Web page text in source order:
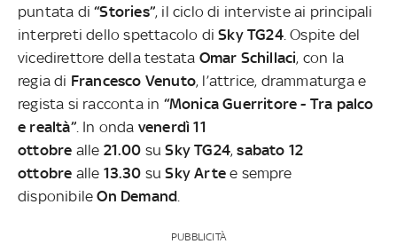
puntata di“Stories”, il ciclo di interviste ai principali
interpreti dello spettacolo diSky TG24. Ospite del
vicedirettore della testata Omar Schillaci, con la
regia di Francesco Venuto, l’attrice, drammaturga e
regista si racconta in “Monica Guerritore - Tra palco
e realtà”. In onda venerdì 11
ottobre alle 21.00 suSky TG24,sabato 12
ottobre alle 13.30 suSky Arte e sempre
disponibileOn Demand
PUBBLICITÀ